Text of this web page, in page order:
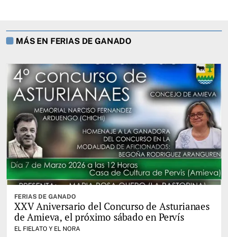
MÁS EN FERIAS DE GANADO
FERIAS DE GANADO
XXV Aniversario del Concurso de Asturianaes
de Amieva, el próximo sábado en Pervís
EL FIELATO Y EL NORA